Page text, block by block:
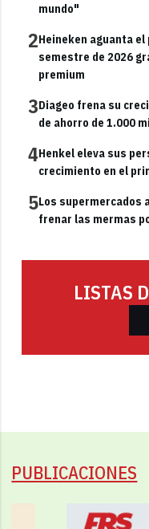
mundo"
2Heineken aguanta
semestre de 2026
premium
3Diageo frena su
de ahorro de 1.000
4Henkel eleva sus
crecimiento en el
5Los supermercados
frenar las mermas
LISTAS
PUBLICACIONES